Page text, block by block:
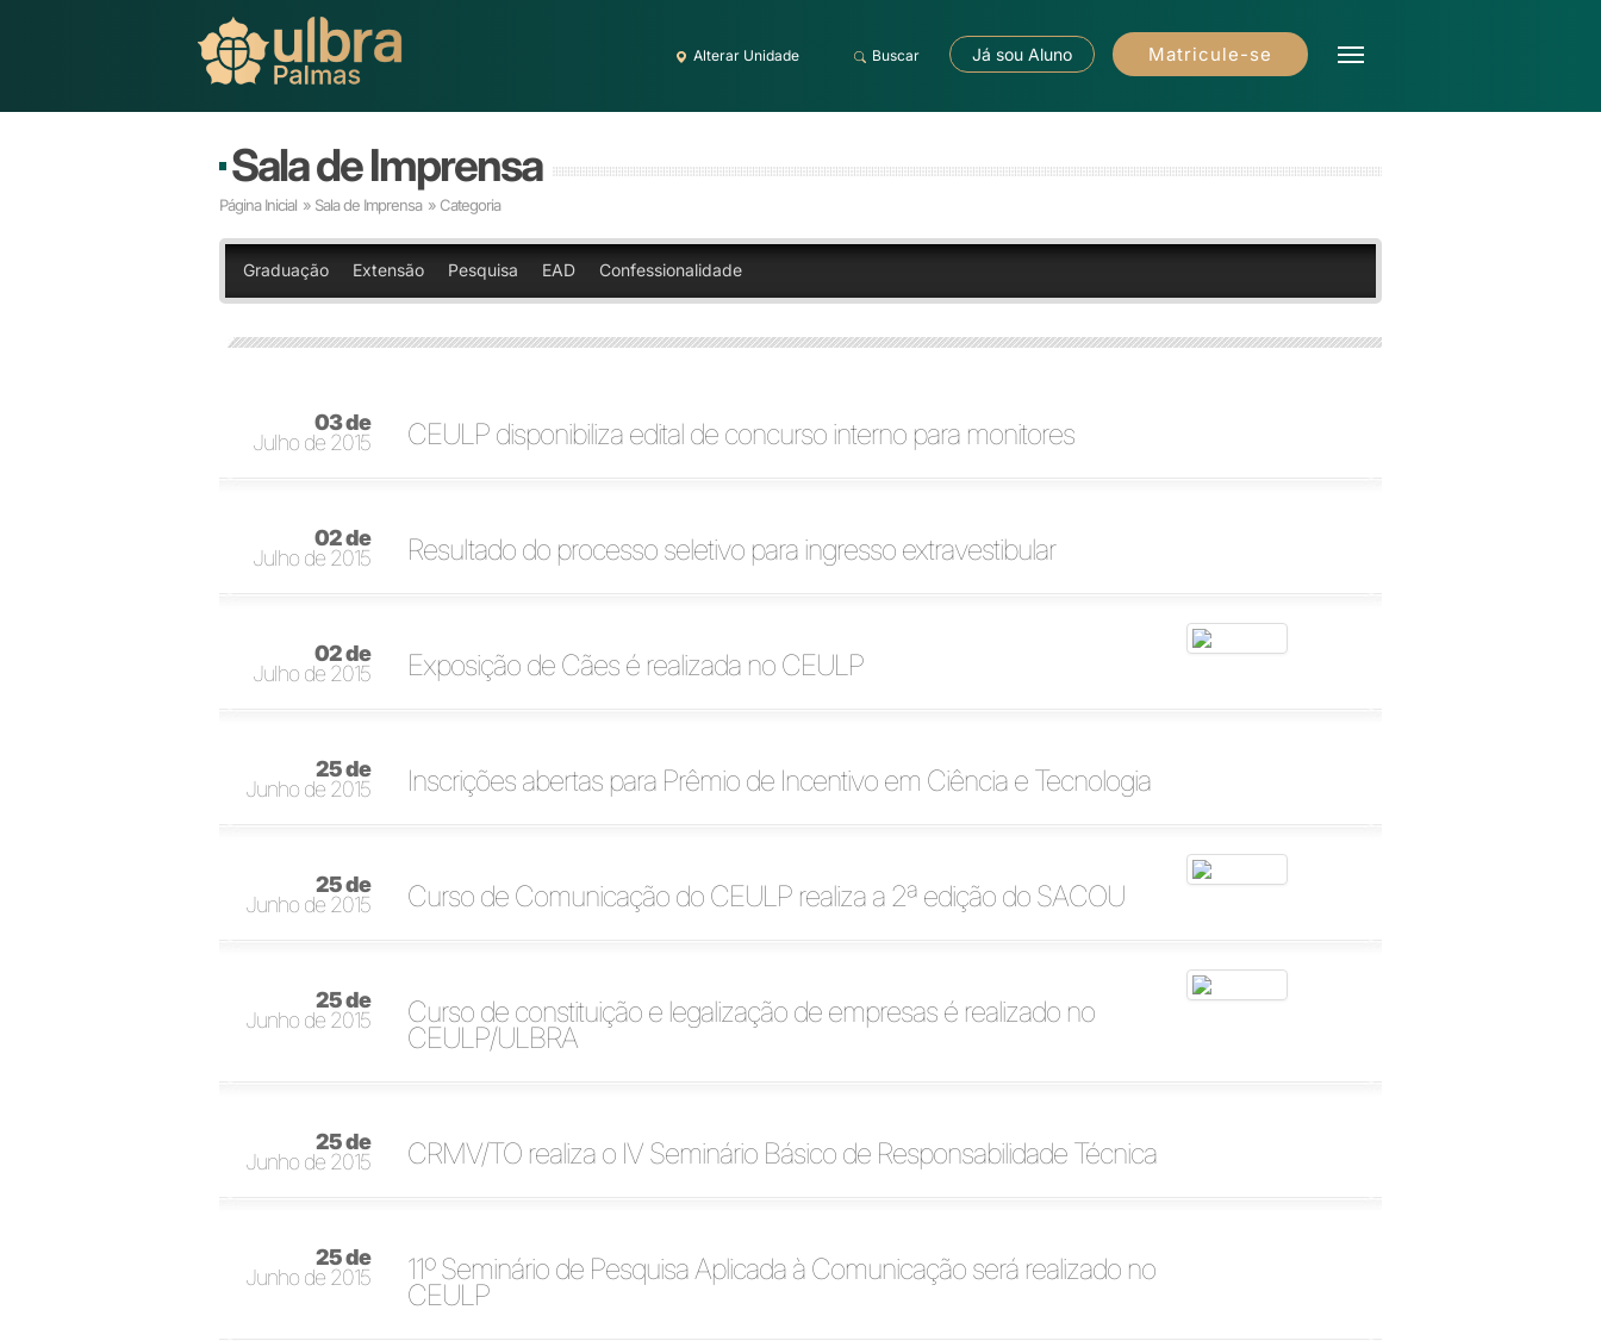
Alterar Unidade Buscar Já sou Aluno Matricule-se
Sala de Imprensa
Página Inicial » Sala de Imprensa » Categoria
Graduação Extensão Pesquisa EAD Confessionalidade
03 de
Julho de 2015
CEULP disponibiliza edital de concurso interno para monitores
02 de
Julho de 2015
Resultado do processo seletivo para ingresso extravestibular
02 de
Julho de 2015
Exposição de Cães é realizada no CEULP
25 de
Junho de 2015
Inscrições abertas para Prêmio de Incentivo em Ciência e Tecnologia
25 de
Junho de 2015
Curso de Comunicação do CEULP realiza a 2ª edição do SACOU
25 de
Junho de 2015
Curso de constituição e legalização de empresas é realizado no
CEULP/ULBRA
25 de
Junho de 2015
CRMV/TO realiza o IV Seminário Básico de Responsabilidade Técnica
25 de
Junho de 2015
11º Seminário de Pesquisa Aplicada à Comunicação será realizado no
CEULP